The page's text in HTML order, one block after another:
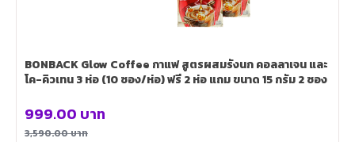
BONBACK Glow Coffee กาแฟ สูตรผสมรังนก คอลลาเจน และ
โค-คิวเทน 3 ห่อ (10 ซอง/ห่อ) ฟรี 2 ห่อ แถม ขนาด 15 กรัม 2 ซอง
3,590.00บาท
999.00 บาท